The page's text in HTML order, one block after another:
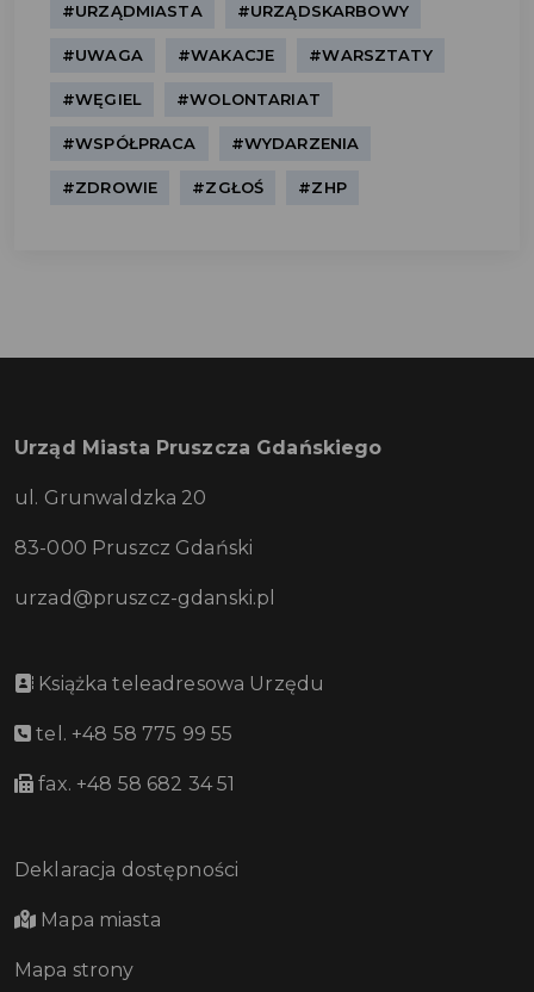
#URZĄDMIASTA #URZĄDSKARBOWY
#UWAGA #WAKACJE #WARSZTATY
#WĘGIEL #WOLONTARIAT
#WSPÓŁPRACA #WYDARZENIA
#ZDROWIE #ZGŁOŚ #ZHP
Urząd Miasta Pruszcza Gdańskiego
ul. Grunwaldzka 20
83-000 Pruszcz Gdański
urzad@pruszcz-gdanski.pl
Książka teleadresowa Urzędu
tel. +48 58 775 99 55
fax. +48 58 682 34 51
Deklaracja dostępności
Mapa miasta
Mapa strony